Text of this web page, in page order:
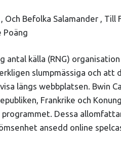
Och Befolka Salamander ,
Poäng
antal källa (RNG)
slumpmässiga och
längs webbplatsen. Bwin
Frankrike och
Dessa
ansedd online